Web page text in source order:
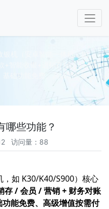
银机（安卓智能一体机，如
+智能收银+进销存/会员/营销
础功能免费、高级增值按需
哪些功能？
访问量：88
，如 K30/K40/S900）核心
存 / 会员 / 营销 + 财务对账
功能免费、高级增值按需付